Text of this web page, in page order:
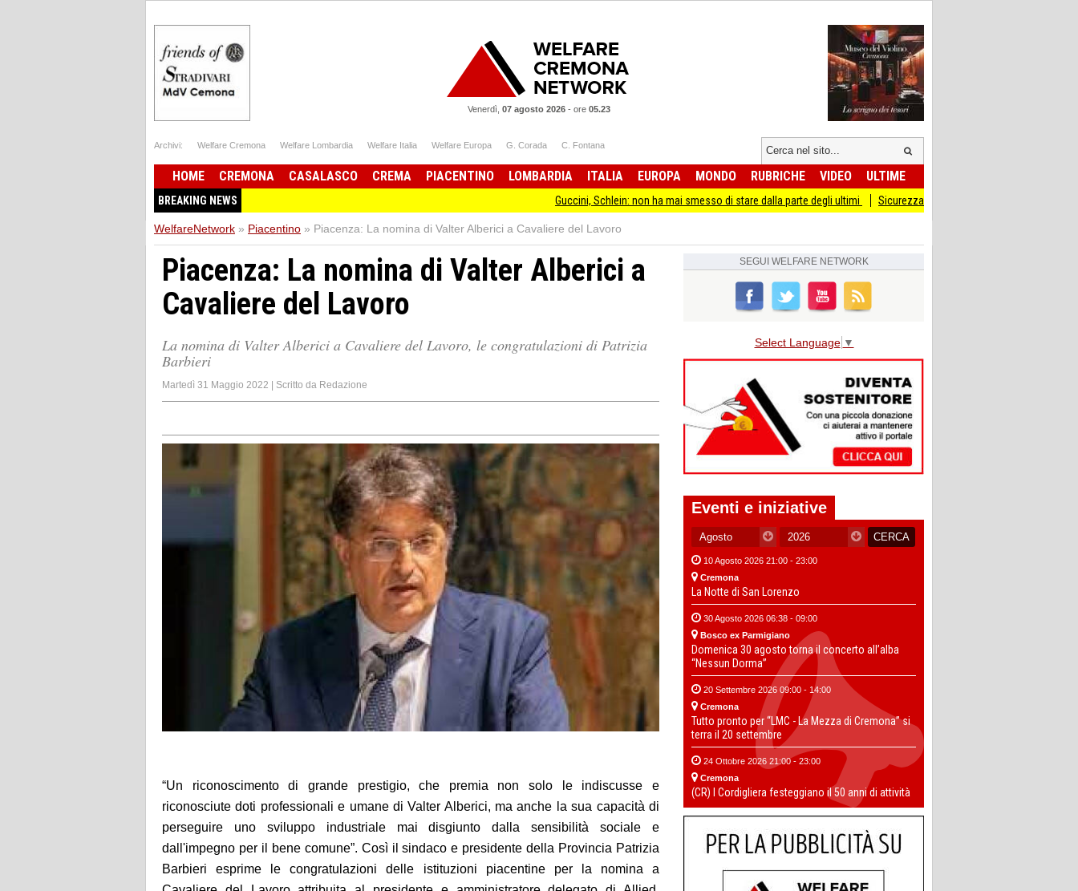
Venerdì, 07 agosto 2026 - ore 05.23
Archivi: Welfare Cremona Welfare Lombardia Welfare Italia Welfare Europa G. Corada C. Fontana
HOME CREMONA CASALASCO CREMA PIACENTINO LOMBARDIA ITALIA EUROPA MONDO RUBRICHE VIDEO ULTIME
BREAKING NEWS Guccini, Schlein: non ha mai smesso di stare dalla parte degli ultimi Sicurezza I Giovani Democratici ribattono ai Giovani di
WelfareNetwork » Piacentino » Piacenza: La nomina di Valter Alberici a Cavaliere del Lavoro
Piacenza: La nomina di Valter Alberici a
Cavaliere del Lavoro
La nomina di Valter Alberici a Cavaliere del Lavoro, le congratulazioni di Patrizia
Barbieri
Martedì 31 Maggio 2022 | Scritto da Redazione
“Un riconoscimento di grande prestigio, che premia non solo le indiscusse e
riconosciute doti professionali e umane di Valter Alberici, ma anche la sua capacità di
perseguire uno sviluppo industriale mai disgiunto dalla sensibilità sociale e
dall'impegno per il bene comune”. Così il sindaco e presidente della Provincia Patrizia
Barbieri esprime le congratulazioni delle istituzioni piacentine per la nomina a
SEGUI WELFARE NETWORK
Select Language ▼
Eventi e iniziative
10 Agosto 2026 21:00 - 23:00
Cremona
La Notte di San Lorenzo
30 Agosto 2026 06:38 - 09:00
Bosco ex Parmigiano
Domenica 30 agosto torna il concerto all’alba
“Nessun Dorma”
20 Settembre 2026 09:00 - 14:00
Cremona
Tutto pronto per “LMC - La Mezza di Cremona” si
terra il 20 settembre
24 Ottobre 2026 21:00 - 23:00
Cremona
(CR) I Cordigliera festeggiano il 50 anni di attività